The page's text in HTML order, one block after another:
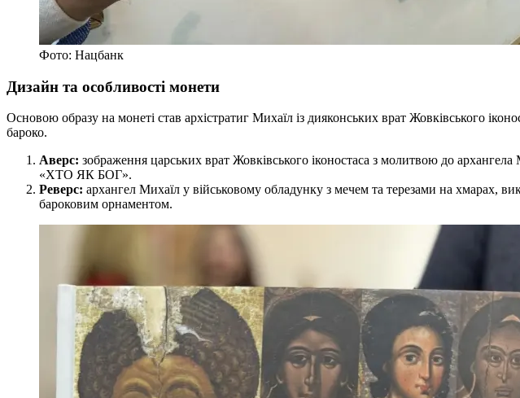
Фото: Нацбанк
Дизайн та особливості монети
Основою образу на монеті став архістратиг Михаїл із дияконських врат Жовківського
бароко.
Аверс: зображення царських врат Жовківського іконостаса з молитвою до
«ХТО ЯК БОГ».
Реверс: архангел Михаїл у військовому обладунку з мечем та терезами на хмарах,
бароковим орнаментом.